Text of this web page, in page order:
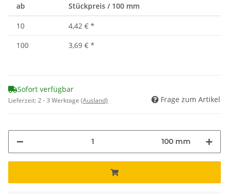
ab Stückpreis / 100 mm
10 4,42 € *
100
3,69 € *
Sofort verfügbar
Lieferzeit:2 - 3 Werktage (Ausland) Frage zum Artikel
100 mm